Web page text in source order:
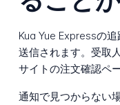
Kua Yue Expressの
送信されます。受取
サイトの注文確認ペ
通知で見つからない